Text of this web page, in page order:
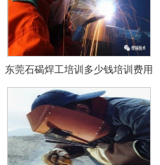
东莞石碣焊工培训多少钱培训费用